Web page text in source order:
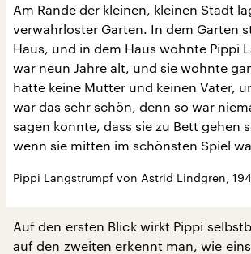
Am Rande der kleinen, kleinen Stadt
verwahrloster Garten. In dem Garten
Haus, und in dem Haus wohnte Pippi
war neun Jahre alt, und sie wohnte
hatte keine Mutter und keinen Vater,
war das sehr schön, denn so war
sagen konnte, dass sie zu Bett gehen
wenn sie mitten im schönsten Spiel
Pippi Langstrumpf von Astrid Lindgren,
Auf den ersten Blick wirkt Pippi
auf den zweiten erkennt man, wie